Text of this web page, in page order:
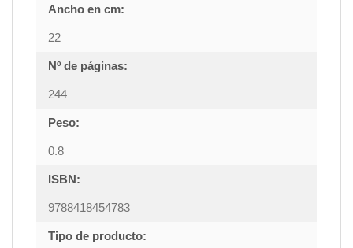
Ancho en cm:
22
Nº de páginas:
244
Peso:
0.8
ISBN:
9788418454783
Tipo de producto: